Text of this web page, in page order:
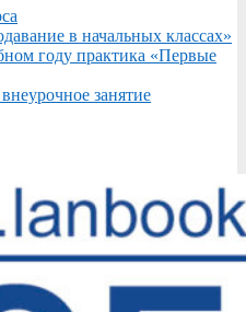
в начальных классах»
году практика «Первые
занятие